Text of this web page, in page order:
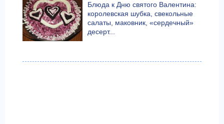
Блюда к Дню святого Валентина:
королевская шубка, свекольные
салаты, маковник, «сердечный»
десерт...